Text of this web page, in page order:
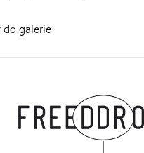
do galerie